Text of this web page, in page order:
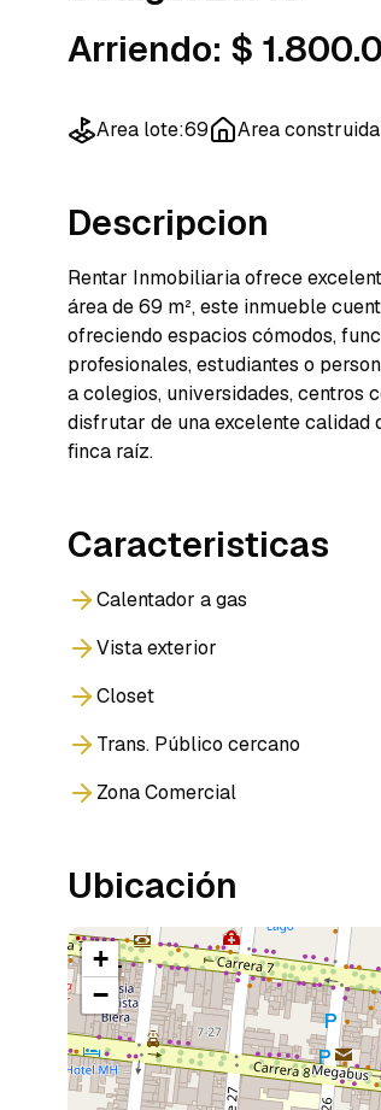
Arriendo: $
Area lote:69 Area construida
Descripcion
Rentar Inmobiliaria ofrece
área de 69 m², este inmueble
ofreciendo espacios cómodos,
profesionales, estudiantes o
a colegios, universidades, centros
disfrutar de una excelente calidad
finca raíz.
Caracteristicas
Calentador a gas
Vista exterior
Closet
Trans. Público cercano
Zona Comercial
Ubicación
+
−